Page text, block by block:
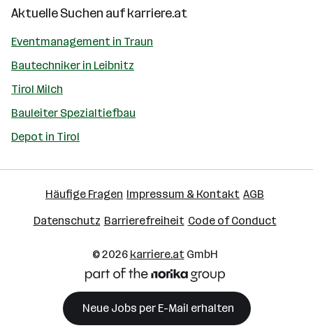
Aktuelle Suchen aufkarriere.at
Eventmanagement in Traun
Bautechniker in Leibnitz
Tirol Milch
Bauleiter Spezialtiefbau
Depot in Tirol
Häufige Fragen Impressum & Kontakt AGB
Datenschutz Barrierefreiheit Code of Conduct
© 2026 karriere.atGmbH
Neue Jobs per E-Mail erhalten